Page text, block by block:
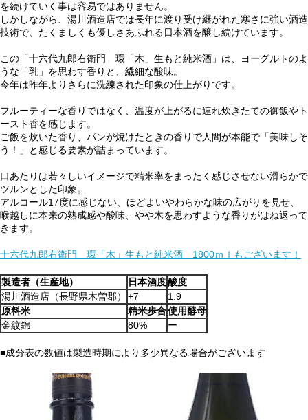
を続けていく事は容易ではありません。
しかしながら、湯川酒造店では長年に渡り受け継がれた寒さに強い酒造
技術で、たくましくも優しさあふれる日本酒を醸し続けています。
この「十六代九郎右衛門 環「木」生もと純米酒」は、ヨーグルトのよ
うな「乳」を思わす香りと、繊細な酸味。
今年は昨年よりさらに洗練された印象の仕上がりです。
フルーティーな香りではなく、温度が上がるに連れ炊きたての御飯やト
ースト香を感じます。
ご飯を炊いた香り、パンが焼けたときの香りで人間が本能で「美味しそ
う！」と感じる要素が詰まっています。
口あたりは若々しいイメージで精米率をまったく感じさせない滑らかで
ツルンとした印象。
アルコール17度に感じない、ほどよいやわらかな味の広がりを見せ、
喉越しに本来の熟成感や酸味、やや木を思わすような香りがはね返って
きます。
十六代九郎右衛門 環「木」生もと純米酒 1800ｍｌもございます！
製造者（生産地） 日本酒度酸度
湯川酒造店（長野県木曽郡）
+7
1.9
原料米
精米歩合使用酵母
金紋錦
80% ー
■成分表の数値は製造時期により多少異なる場合がございます